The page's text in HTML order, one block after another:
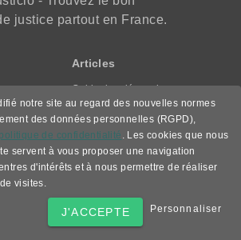
justice partout en France.
Articles
Guide des démarches
Nous suivre
notre site au regard des nouvelles normes
des données personnelles (RGPD),
politique de confidentialité . Les cookies que nous
servent à vous proposer une navigation
d'intérêts et à nous permettre de réaliser
visites.
J'ACCEPTE Personnaliser